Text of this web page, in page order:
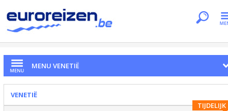
MENU VENETIË
VENETIË
TIJDELIJK